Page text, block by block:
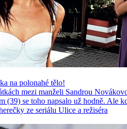
na polonahé tělo!
mezi manželi Sandrou
(39) se toho napsalo už hodně. Ale
ze seriálu Ulice a režiséra